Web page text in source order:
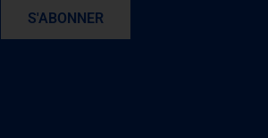
S'ABONNER